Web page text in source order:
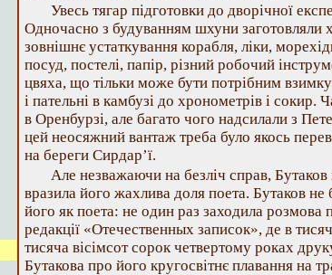
Увесь тягар підготовки до дворічної
Одночасно з будуванням шхуни заготовляли
зовнішнє устаткування корабля, ліки,
посуд, постелі, папір, різний робочий
цвяха, що тільки може бути потрібним взимку
і пательні в камбузі до хронометрів і сокир.
в Оренбурзі, але багато чого надсилали з
цей неосяжний вантаж треба було якось
на береги Сирдар’ї.
Але незважаючи на безліч справ,
вразила його жахлива доля поета. Бутаков
його як поета: не один раз заходила розмова
редакції «Отечественных записок», де в
тисяча вісімсот сорок четвертому роках
Бутакова про його кругосвітнє плавання на